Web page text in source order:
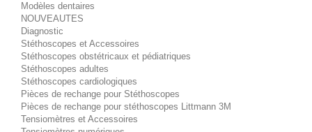
Modèles dentaires
NOUVEAUTES
Diagnostic
Stéthoscopes et Accessoires
Stéthoscopes obstétricaux et pédiatriques
Stéthoscopes adultes
Stéthoscopes cardiologiques
Pièces de rechange pour Stéthoscopes
Pièces de rechange pour stéthoscopes Littmann 3M
Tensiomètres et Accessoires